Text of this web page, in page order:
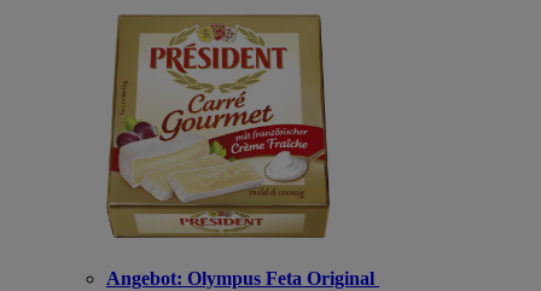
Angebot: Olympus Feta Original